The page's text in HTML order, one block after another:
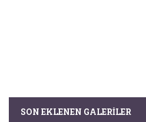
SON EKLENEN GALERILER